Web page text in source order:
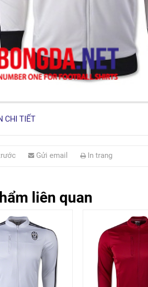
CHI TIẾT
Gửi email In trang
liên quan